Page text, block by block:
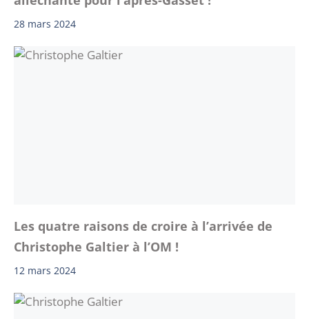
28 mars 2024
Les quatre raisons de croire à l’arrivée de
Christophe Galtier à l’OM !
12 mars 2024